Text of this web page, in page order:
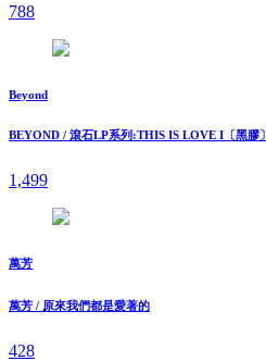
788
Beyond
BEYOND / 滾石LP系列:THIS IS LOVE I〔黑膠〕
1,499
萬芳
萬芳 / 原來我們都是愛著的
428